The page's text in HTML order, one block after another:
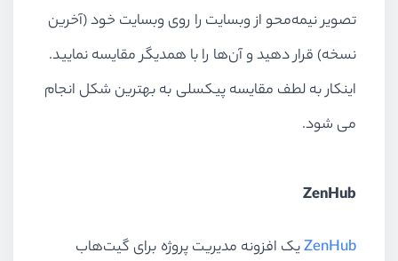
تصویر نیمه‌محو از وبسایت را روی وبسایت خود (آخرین
نسخه) قرار دهید و آن‌ها را با همدیگر مقایسه نمایید.
اینکار به لطف مقایسه پیکسلی به بهترین شکل انجام
می شود.
ZenHub
ZenHubیک افزونه مدیریت پروژه برای گیت‌هاب